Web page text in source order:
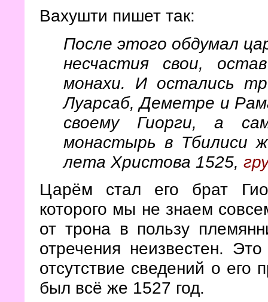
Вахушти пишет так:
После этого обдумал
несчастия свои,
монахи. И остались
Луарсаб, Деметре и
своему Гиорги, а
монастырь в Тбилиси
лета Христова 1525,
Царём стал его брат
которого мы не знаем
от трона в пользу
отречения неизвестен.
отсутствие сведений о его
был всё же 1527 год.